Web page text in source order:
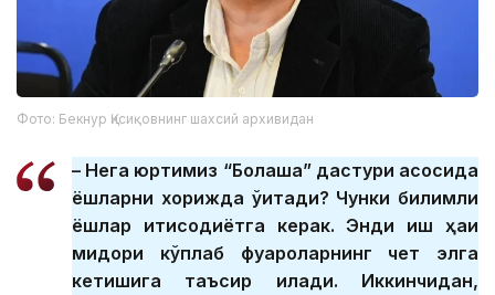
Фото: Бекнур Қисиқовнинг шахсий архивидан
– Нега юртимиз “Болашақ” дастури асосида
ёшларни хорижда ўқитади? Чунки билимли
ёшлар иқтисодиётга керак. Энди иш ҳақи
миқдори кўплаб фуқароларнинг чет элга
кетишига таъсир қилади. Иккинчидан,